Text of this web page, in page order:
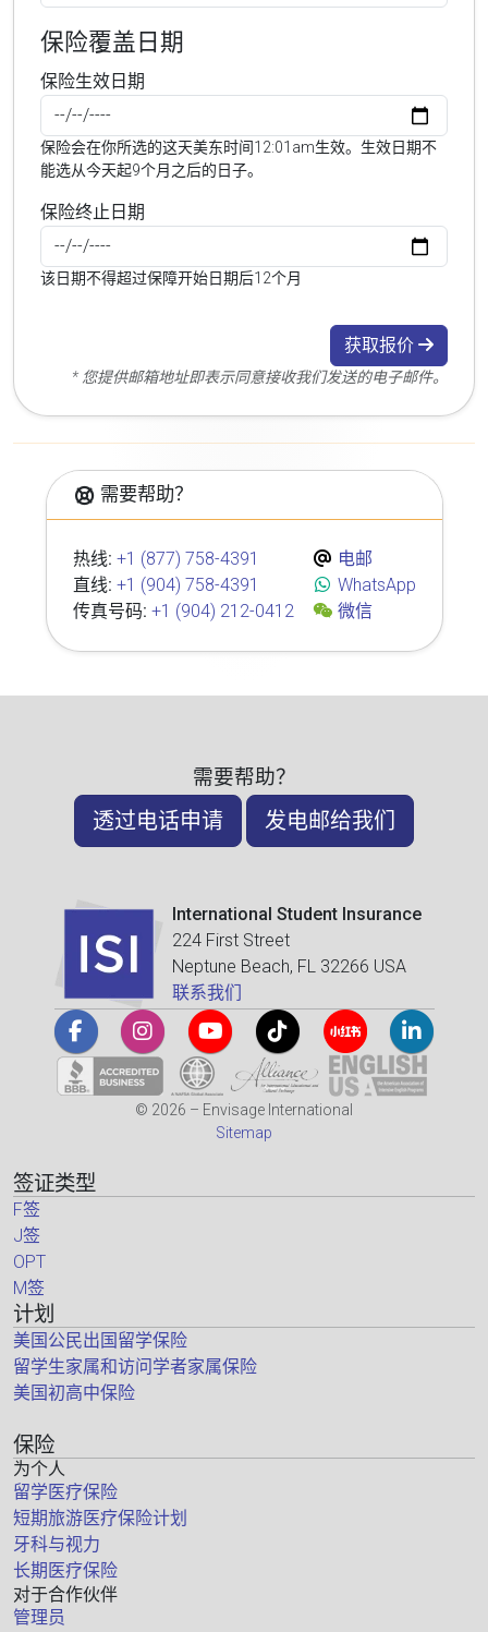
保险覆盖日期
保险生效日期
保险会在你所选的这天美东时间12:01am生效。生效日期不
能选从今天起9个月之后的日子。
保险终止日期
该日期不得超过保障开始日期后12个月
获取报价
* 您提供邮箱地址即表示同意接收我们发送的电子邮件。
需要帮助？
热线: +1 (877) 758-4391
直线: +1 (904) 758-4391
传真号码: +1 (904) 212-0412
电邮
WhatsApp
微信
需要帮助？
透过电话申请 发电邮给我们
International Student Insurance
224 First Street
Neptune Beach, FL 32266 USA
联系我们
© 2026 – Envisage International
Sitemap
签证类型
F签
J签
OPT
M签
计划
美国公民出国留学保险
留学生家属和访问学者家属保险
美国初高中保险
保险
为个人
留学医疗保险
短期旅游医疗保险计划
牙科与视力
长期医疗保险
对于合作伙伴
管理员